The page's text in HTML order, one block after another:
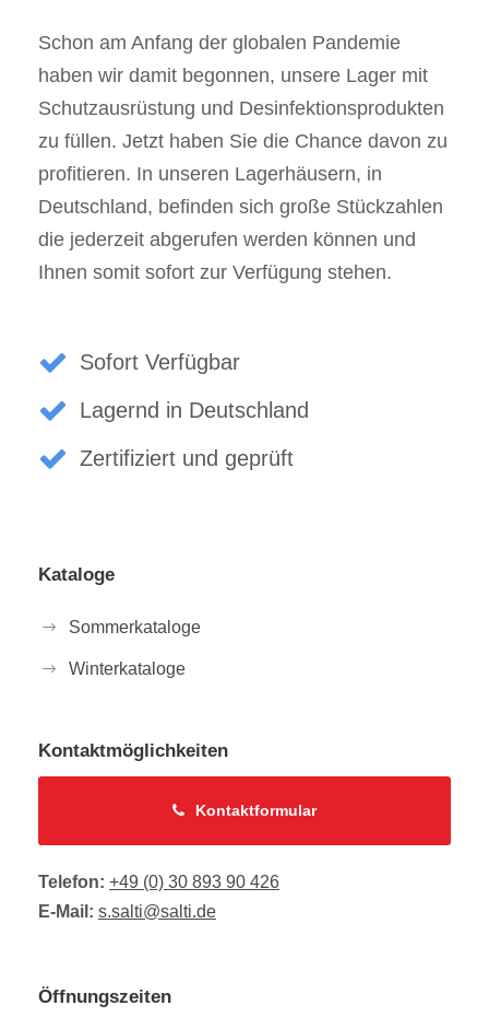
Schon am Anfang der globalen Pandemie
haben wir damit begonnen, unsere Lager mit
Schutzausrüstung und Desinfektionsprodukten
zu füllen. Jetzt haben Sie die Chance davon zu
profitieren. In unseren Lagerhäusern, in
Deutschland, befinden sich große Stückzahlen
die jederzeit abgerufen werden können und
Ihnen somit sofort zur Verfügung stehen.
Sofort Verfügbar
Lagernd in Deutschland
Zertifiziert und geprüft
Kataloge
Sommerkataloge
Winterkataloge
Kontaktmöglichkeiten
Kontaktformular
Telefon: +49 (0) 30 893 90 426
E-Mail: s.salti@salti.de
Öffnungszeiten